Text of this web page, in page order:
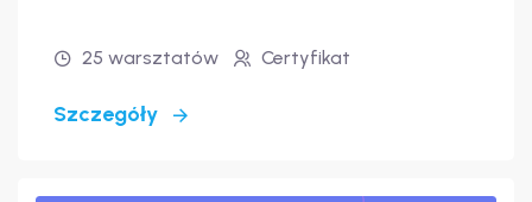
25 warsztatów Certyfikat
Szczegóły